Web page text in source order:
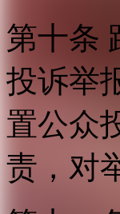
第十条
投诉举
置公众
责，对